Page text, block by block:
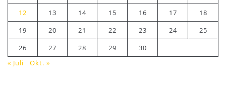
12
13 14 15 16 17
18
19
20 21 22 23 24
25
26
27 28 29
30
« Juli
Okt. »